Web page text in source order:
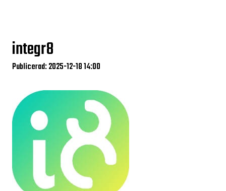
integr8
Publicerad: 2025-12-18 14:00